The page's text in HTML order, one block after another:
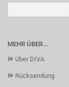
MEHR ÜBER...
Über DIVA
Rücksendung